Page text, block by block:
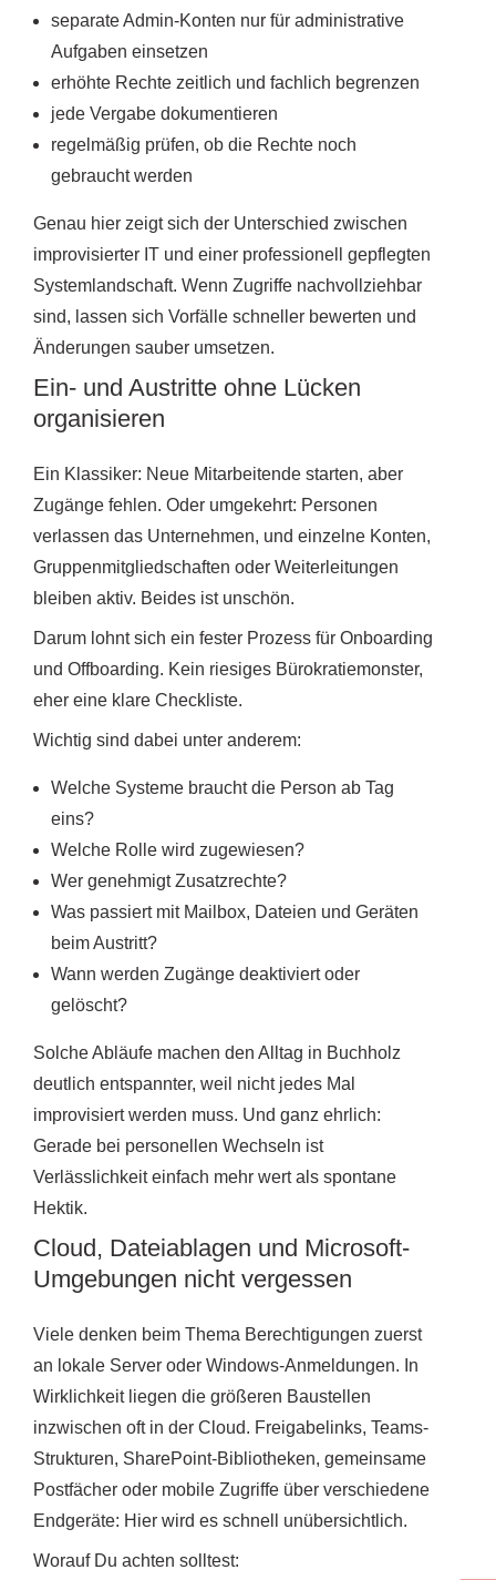
separate Admin-Konten nur für administrative
Aufgaben einsetzen
erhöhte Rechte zeitlich und fachlich begrenzen
jede Vergabe dokumentieren
regelmäßig prüfen, ob die Rechte noch
gebraucht werden
Genau hier zeigt sich der Unterschied zwischen
improvisierter IT und einer professionell gepflegten
Systemlandschaft. Wenn Zugriffe nachvollziehbar
sind, lassen sich Vorfälle schneller bewerten und
Änderungen sauber umsetzen.
Ein- und Austritte ohne Lücken
organisieren
Ein Klassiker: Neue Mitarbeitende starten, aber
Zugänge fehlen. Oder umgekehrt: Personen
verlassen das Unternehmen, und einzelne Konten,
Gruppenmitgliedschaften oder Weiterleitungen
bleiben aktiv. Beides ist unschön.
Darum lohnt sich ein fester Prozess für Onboarding
und Offboarding. Kein riesiges Bürokratiemonster,
eher eine klare Checkliste.
Wichtig sind dabei unter anderem:
Welche Systeme braucht die Person ab Tag
eins?
Welche Rolle wird zugewiesen?
Wer genehmigt Zusatzrechte?
Was passiert mit Mailbox, Dateien und Geräten
beim Austritt?
Wann werden Zugänge deaktiviert oder
gelöscht?
Solche Abläufe machen den Alltag in Buchholz
deutlich entspannter, weil nicht jedes Mal
improvisiert werden muss. Und ganz ehrlich:
Gerade bei personellen Wechseln ist
Verlässlichkeit einfach mehr wert als spontane
Hektik.
Cloud, Dateiablagen und Microsoft-
Umgebungen nicht vergessen
Viele denken beim Thema Berechtigungen zuerst
an lokale Server oder Windows-Anmeldungen. In
Wirklichkeit liegen die größeren Baustellen
inzwischen oft in der Cloud. Freigabelinks, Teams-
Strukturen, SharePoint-Bibliotheken, gemeinsame
Postfächer oder mobile Zugriffe über verschiedene
Endgeräte: Hier wird es schnell unübersichtlich.
Worauf Du achten solltest: